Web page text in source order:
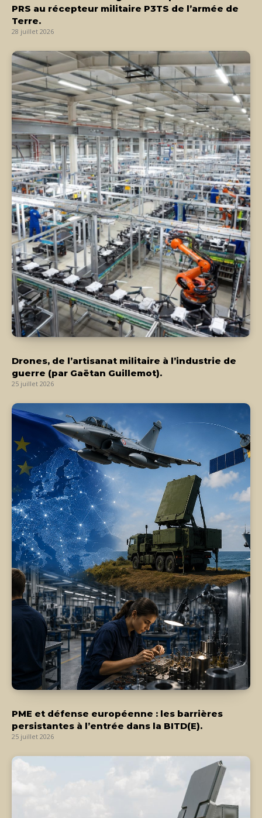
PRS au récepteur militaire P3TS de l’armée de
Terre.
28 juillet 2026
Drones, de l’artisanat militaire à l’industrie de
guerre (par Gaëtan Guillemot).
25 juillet 2026
PME et défense européenne : les barrières
persistantes à l’entrée dans la BITD(E).
25 juillet 2026